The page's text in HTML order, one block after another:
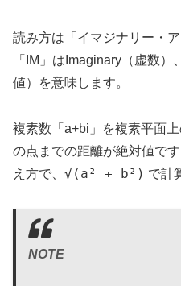
読み方は「イマジナリー・
「IM」はImaginary（虚数
値）を意味します。
複素数「a+bi」を複素平面
の点までの距離が絶対値で
え方で、 √(a² + b²) で計
NOTE